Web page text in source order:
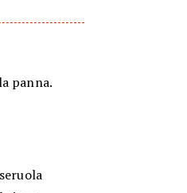
panna.